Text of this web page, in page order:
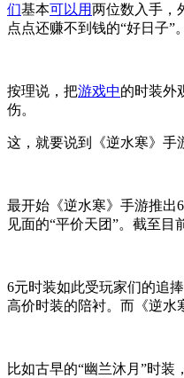
们基本可以用两位数入手，
点点还赚不到钱的“好日子”。
按理说，把游戏中的时装外
伤。
这，就要说到《逆水寒》手
最开始《逆水寒》手游推出
见面的“平价天团”。截至
6元时装如此受玩家们的追
高价时装的陪衬。而《逆水
比如古早的“幽兰沐月”时